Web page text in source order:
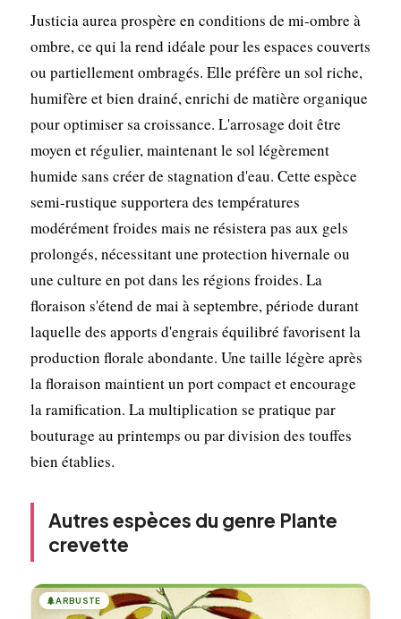
Justicia aurea prospère en conditions de mi-ombre à
ombre, ce qui la rend idéale pour les espaces couverts
ou partiellement ombragés. Elle préfère un sol riche,
humifère et bien drainé, enrichi de matière organique
pour optimiser sa croissance. L'arrosage doit être
moyen et régulier, maintenant le sol légèrement
humide sans créer de stagnation d'eau. Cette espèce
semi-rustique supportera des températures
modérément froides mais ne résistera pas aux gels
prolongés, nécessitant une protection hivernale ou
une culture en pot dans les régions froides. La
floraison s'étend de mai à septembre, période durant
laquelle des apports d'engrais équilibré favorisent la
production florale abondante. Une taille légère après
la floraison maintient un port compact et encourage
la ramification. La multiplication se pratique par
bouturage au printemps ou par division des touffes
bien établies.
Autres espèces du genre Plante
crevette
🌲ARBUSTE